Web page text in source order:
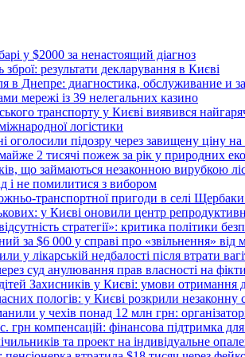
у $2000 за ненастоящий діагноз
результати декларування в Києві
в Днепре: диагностика, обслуживание и
мережі із 39 нелегальних казино
транспорту у Києві виявився
логістики
оголосили підозру через завищену ціну
2 тисячі пожеж за рік у природних
що займаються незаконною вирубкою
і не помилитися з вибором
транспортної пригоди в селі
у Києві оновили центр
стратегії»: критика політики
за $6 000 у справі про «звільнення» від
у лікарській недбалості після втрати
суд анулювання прав власності на
Захисників у Києві: умови отримання
пологів: у Києві розкрили незаконну
у чехів понад 12 млн грн:
грн компенсацій: фінансова підтримка
та проект на індивідуальне